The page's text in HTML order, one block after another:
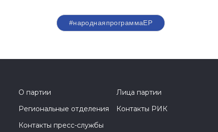
#народнаяпрограммаЕР
О партии
Лица партии
Региональные отделения
Контакты РИК
Контакты пресс-службы